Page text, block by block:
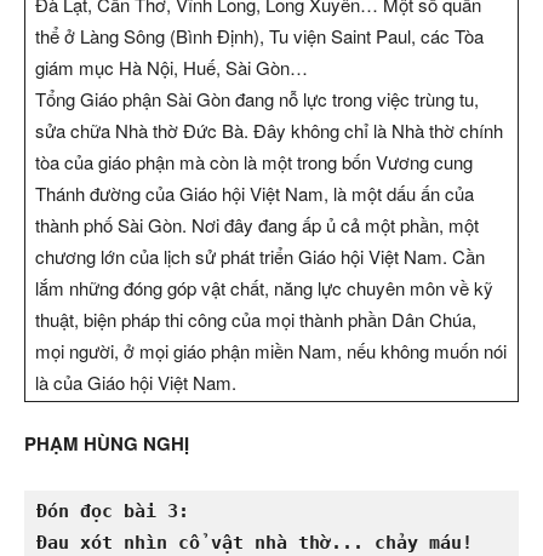
thể ở Làng Sông (Bình Định), Tu viện Saint Paul, các Tòa
giám mục Hà Nội, Huế, Sài Gòn…
Tổng Giáo phận Sài Gòn đang nỗ lực trong việc trùng tu,
sửa chữa Nhà thờ Đức Bà. Đây không chỉ là Nhà thờ chính
tòa của giáo phận mà còn là một trong bốn Vương cung
Thánh đường của Giáo hội Việt Nam, là một dấu ấn của
thành phố Sài Gòn. Nơi đây đang ấp ủ cả một phần, một
chương lớn của lịch sử phát triển Giáo hội Việt Nam. Cần
lắm những đóng góp vật chất, năng lực chuyên môn về kỹ
thuật, biện pháp thi công của mọi thành phần Dân Chúa,
mọi người, ở mọi giáo phận miền Nam, nếu không muốn nói
là của Giáo hội Việt Nam.
PHẠM HÙNG NGHỊ
Đón đọc bài 3:
Đau xót nhìn cổ vật nhà thờ... chảy máu!